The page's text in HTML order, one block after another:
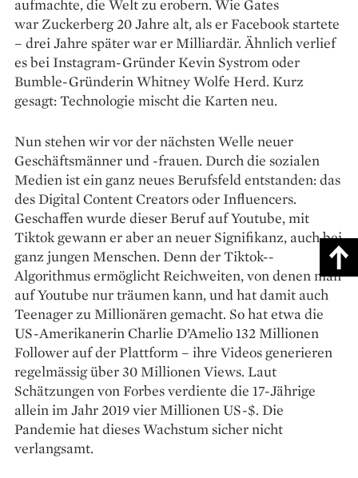
aufmachte, die Welt zu erobern. Wie Gates
war Zuckerberg 20 Jahre alt, als er Facebook startete
– drei Jahre später war er Milliardär. Ähnlich verlief
es bei Instagram-Gründer Kevin Systrom oder
Bumble-Gründerin Whitney Wolfe Herd. Kurz
gesagt: Technologie mischt die Karten neu.
Nun stehen wir vor der nächsten Welle neuer
Geschäftsmänner und -frauen. Durch die sozialen
Medien ist ein ganz neues Berufsfeld entstanden: das
des Digital Content Creators oder Influencers.
Geschaffen wur­de dieser Beruf auf Youtube, mit
Tiktok gewann er aber an neuer Signifikanz, auch bei
ganz jungen Menschen. Denn der Tiktok-­
Algorithmus ermöglicht Reichweiten, von denen man
auf Youtube nur träumen kann, und hat damit auch
Teenager zu Millionären gemacht. So hat etwa die
US-Amerikanerin Charlie D’Amelio 132 Millionen
Follower auf der Plattform – ihre Videos generieren
regelmässig über 30 Millionen Views. Laut
Schätzungen von Forbes verdiente die 17-Jährige
allein im Jahr 2019 vier Millionen US-$. Die
Pandemie hat dieses Wachstum sicher nicht
verlangsamt.